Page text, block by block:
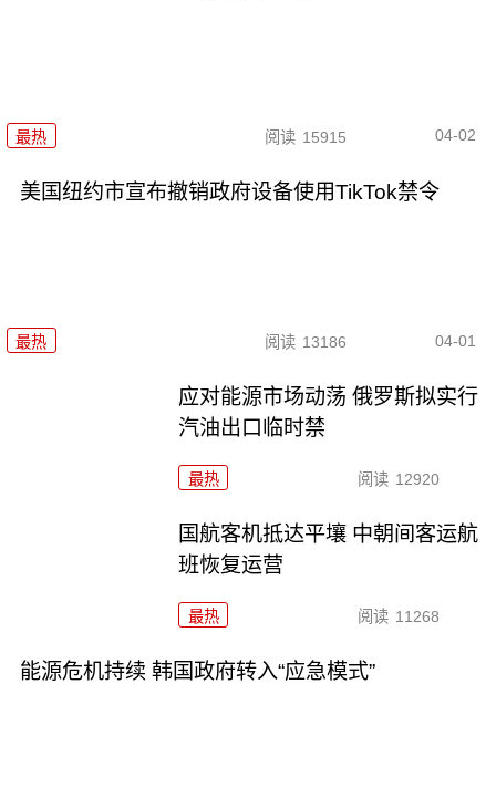
最热 阅读 15915 04-02
美国纽约市宣布撤销政府设备使用TikTok禁令
最热 阅读 13186 04-01
应对能源市场动荡 俄罗斯拟实行
汽油出口临时禁
最热 阅读 12920
国航客机抵达平壤 中朝间客运航
班恢复运营
最热 阅读 11268
能源危机持续 韩国政府转入“应急模式”